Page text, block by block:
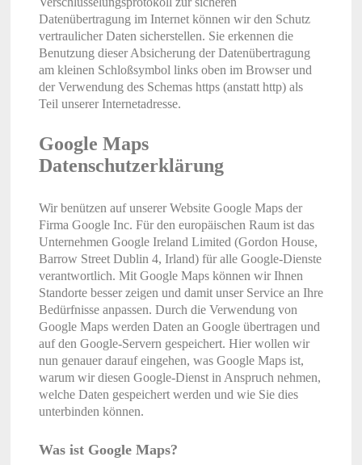
Datenübertragung im Internet können wir den Schutz
vertraulicher Daten sicherstellen. Sie erkennen die
Benutzung dieser Absicherung der Datenübertragung
am kleinen Schloßsymbol links oben im Browser und
der Verwendung des Schemas https (anstatt http) als
Teil unserer Internetadresse.
Google Maps
Datenschutzerklärung
Wir benützen auf unserer Website Google Maps der
Firma Google Inc. Für den europäischen Raum ist das
Unternehmen Google Ireland Limited (Gordon House,
Barrow Street Dublin 4, Irland) für alle Google-Dienste
verantwortlich. Mit Google Maps können wir Ihnen
Standorte besser zeigen und damit unser Service an Ihre
Bedürfnisse anpassen. Durch die Verwendung von
Google Maps werden Daten an Google übertragen und
auf den Google-Servern gespeichert. Hier wollen wir
nun genauer darauf eingehen, was Google Maps ist,
warum wir diesen Google-Dienst in Anspruch nehmen,
welche Daten gespeichert werden und wie Sie dies
unterbinden können.
Was ist Google Maps?